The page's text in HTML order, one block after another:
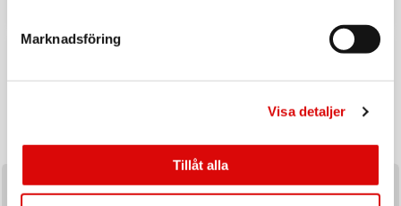
Marknadsföring
Visa detaljer
Tillåt alla